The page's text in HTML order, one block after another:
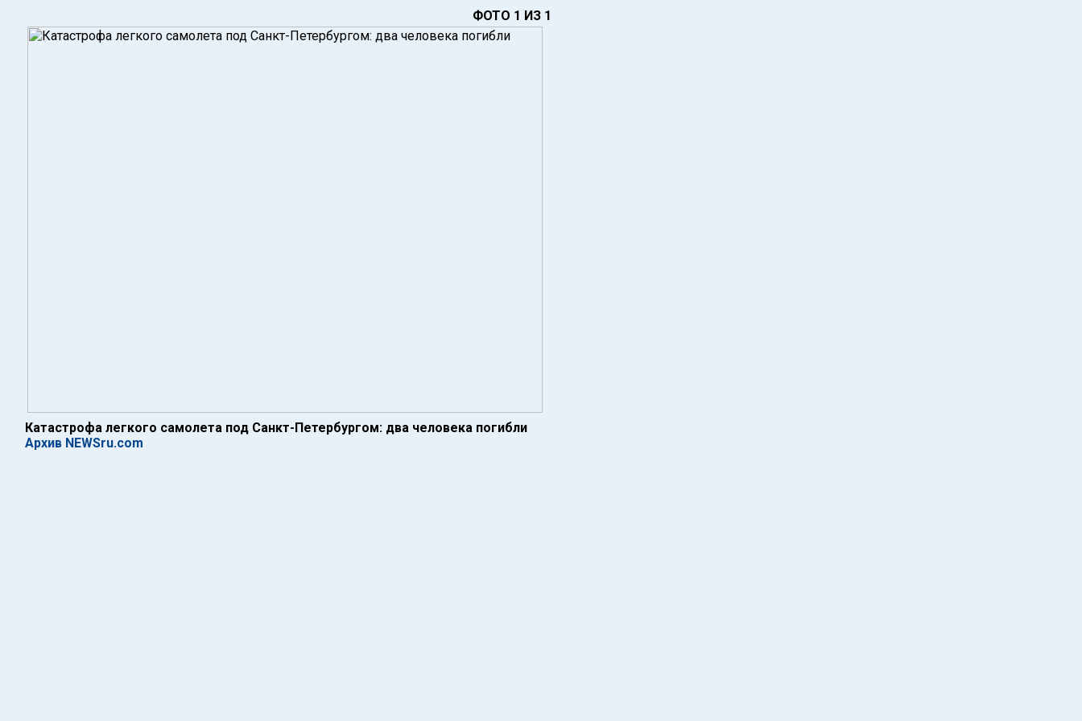
ФОТО 1 ИЗ 1
Катастрофа легкого самолета под Санкт-Петербургом: два человека погибли
Архив NEWSru.com